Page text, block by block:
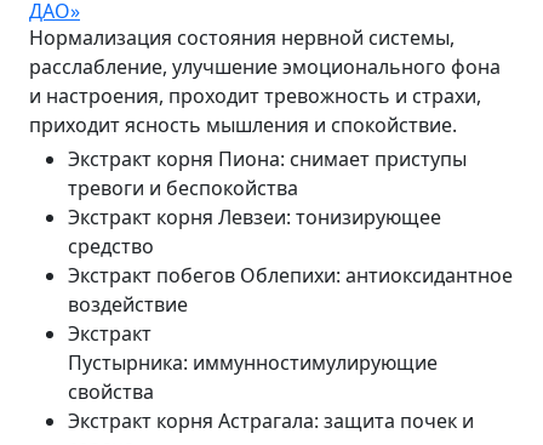
ДАО»
Нормализация состояния нервной системы,
расслабление, улучшение эмоционального фона
и настроения, проходит тревожность и страхи,
приходит ясность мышления и спокойствие.
Экстракт корня Пиона: снимает приступы
тревоги и беспокойства
Экстракт корня Левзеи: тонизирующее
средство
Экстракт побегов Облепихи: антиоксидантное
воздействие
Экстракт
Пустырника: иммунностимулирующие
свойства
Экстракт корня Астрагала: защита почек и